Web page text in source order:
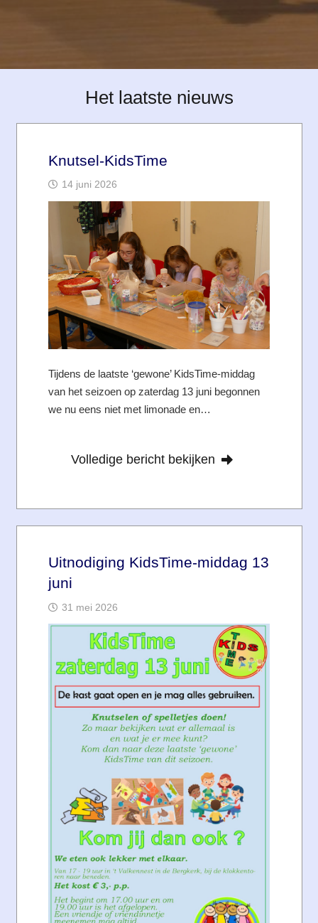
Het laatste nieuws
Knutsel-KidsTime
14 juni 2026
Tijdens de laatste ‘gewone’ KidsTime-middag
van het seizoen op zaterdag 13 juni begonnen
we nu eens niet met limonade en…
Volledige bericht bekijken
Uitnodiging KidsTime-middag 13
juni
31 mei 2026